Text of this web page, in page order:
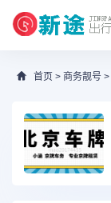
首页 > 商务靓号 >